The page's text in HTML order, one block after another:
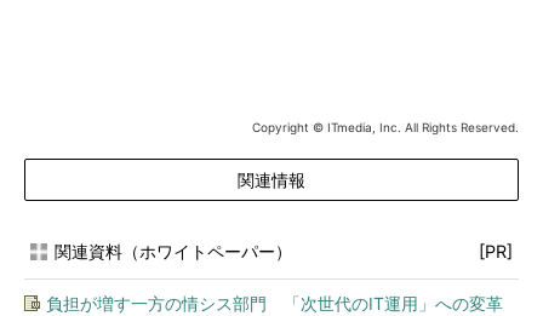
Copyright © ITmedia, Inc. All Rights Reserved.
関連情報
関連資料（ホワイトペーパー） [PR]
負担が増す一方の情シス部門 「次世代のIT運用」への変革